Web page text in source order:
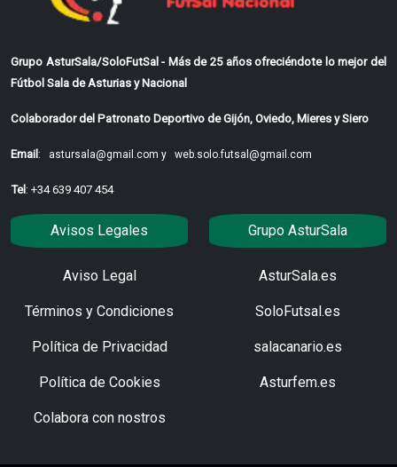
Grupo AsturSala/SoloFutSal - Más de 25 años ofreciéndote lo mejor del
Fútbol Sala de Asturias y Nacional
Colaborador del Patronato Deportivo de Gijón, Oviedo, Mieres y Siero
Email : astursala@gmail.com y web.solo.futsal@gmail.com
Tel : +34 639 407 454
Avisos Legales
Aviso Legal
Términos y Condiciones
Política de Privacidad
Política de Cookies
Colabora con nostros
Grupo AsturSala
AsturSala.es
SoloFutsal.es
salacanario.es
Asturfem.es